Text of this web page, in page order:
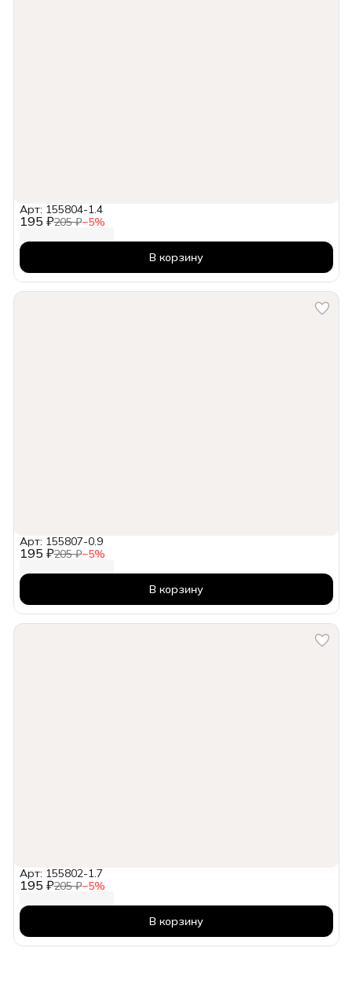
195 ₽205 ₽−5%
Арт: 155804-1.4
В корзину
195 ₽205 ₽−5%
Арт: 155807-0.9
В корзину
195 ₽205 ₽−5%
Арт: 155802-1.7
В корзину